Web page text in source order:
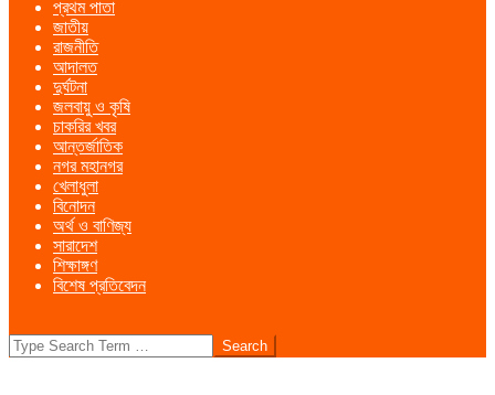
Menu
প্রথম পাতা
জাতীয়
রাজনীতি
আদালত
দুর্ঘটনা
জলবায়ু ও কৃষি
চাকরির খবর
আন্তর্জাতিক
নগর মহানগর
খেলাধুলা
বিনোদন
অর্থ ও বাণিজ্য
সারাদেশ
শিক্ষাঙ্গণ
বিশেষ প্রতিবেদন
Search